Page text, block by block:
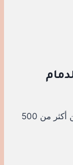
نفتخر بحصولنا على تقييمات 5 نجوم من أكثر من 500